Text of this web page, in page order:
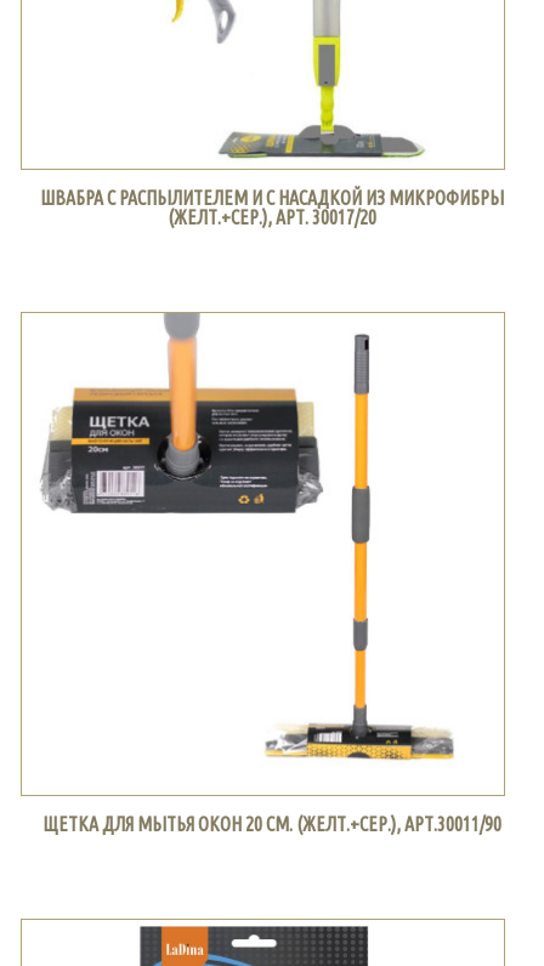
ШВАБРА С РАСПЫЛИТЕЛЕМ И С НАСАДКОЙ ИЗ МИКРОФИБРЫ
(ЖЕЛТ.+СЕР.), АРТ. 30017/20
ЩЕТКА ДЛЯ МЫТЬЯ ОКОН 20 СМ. (ЖЕЛТ.+СЕР.), АРТ.30011/90